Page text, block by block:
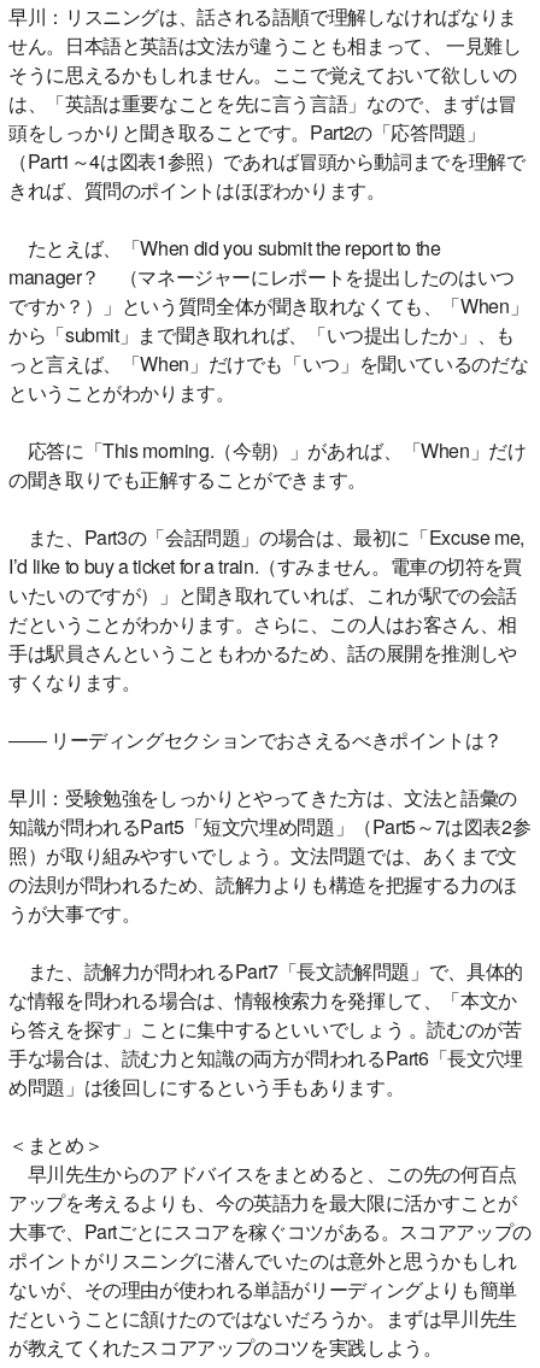
早川：リスニングは、話される語順で理解しなければなりま
せん。日本語と英語は文法が違うことも相まって、 一見難し
そうに思えるかもしれません。ここで覚えておいて欲しいの
は、「英語は重要なことを先に言う言語」なので、まずは冒
頭をしっかりと聞き取ることです。Part2の「応答問題」
（Part1～4は図表1参照）であれば冒頭から動詞までを理解で
きれば、質問のポイントはほぼわかります。
たとえば、「When did you submit the report to the
manager？ （マネージャーにレポートを提出したのはいつ
ですか？）」という質問全体が聞き取れなくても、「When」
から「submit」まで聞き取れれば、「いつ提出したか」、も
っと言えば、「When」だけでも「いつ」を聞いているのだな
ということがわかります。
応答に「This morning.（今朝）」があれば、「When」だけ
の聞き取りでも正解することができます。
また、Part3の「会話問題」の場合は、最初に「Excuse me,
I’d like to buy a ticket for a train.（すみません。電車の切符を買
いたいのですが）」と聞き取れていれば、これが駅での会話
だということがわかります。さらに、この人はお客さん、相
手は駅員さんということもわかるため、話の展開を推測しや
すくなります。
―― リーディングセクションでおさえるべきポイントは？
早川：受験勉強をしっかりとやってきた方は、文法と語彙の
知識が問われるPart5「短文穴埋め問題」（Part5～7は図表2参
照）が取り組みやすいでしょう。文法問題では、あくまで文
の法則が問われるため、読解力よりも構造を把握する力のほ
うが大事です。
また、読解力が問われるPart7「長文読解問題」で、具体的
な情報を問われる場合は、情報検索力を発揮して、「本文か
ら答えを探す」ことに集中するといいでしょう 。読むのが苦
手な場合は、読む力と知識の両方が問われるPart6「長文穴埋
め問題」は後回しにするという手もあります。
＜まとめ＞
早川先生からのアドバイスをまとめると、この先の何百点
アップを考えるよりも、今の英語力を最大限に活かすことが
大事で、Partごとにスコアを稼ぐコツがある。スコアアップの
ポイントがリスニングに潜んでいたのは意外と思うかもしれ
ないが、その理由が使われる単語がリーディングよりも簡単
だということに頷けたのではないだろうか。まずは早川先生
が教えてくれたスコアアップのコツを実践しよう。